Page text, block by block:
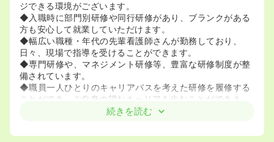
ジできる環境がございます。
◆入職時に部門別研修や同行研修があり、ブランクがある
方も安心して就業していただけます。
◆幅広い職種・年代の先輩看護師さんが勤務しており、
日々、現場で指導を受けることができます。
◆専門研修や、マネジメント研修等、豊富な研修制度が整
備されています。
◆職員一人ひとりのキャリアパスを考えた研修を履修する
ことができ、ご自身の望むキャリアを歩むことができま
≪セントケア・グループ全体で福利厚生が整備されてお
続きを読む